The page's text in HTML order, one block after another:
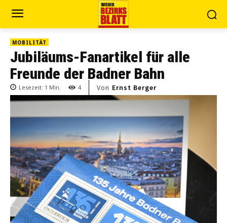
MOBILITÄT
Jubiläums-Fanartikel für alle
Freunde der Badner Bahn
Lesezeit: 1 Min. 4 Von Ernst Berger